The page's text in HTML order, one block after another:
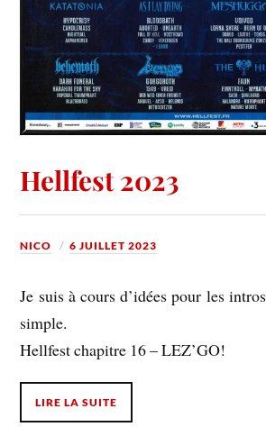
Hellfest 2023
NICO 6 JUILLET 2023
Je suis à cours d’idées pour les
simple.
Hellfest chapitre 16 – LEZ’GO!
LIRE LA SUITE